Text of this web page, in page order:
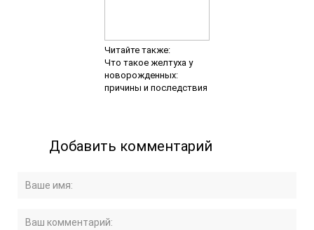
Читайте также:
Что такое желтуха у
новорожденных:
причины и последствия
Добавить комментарий